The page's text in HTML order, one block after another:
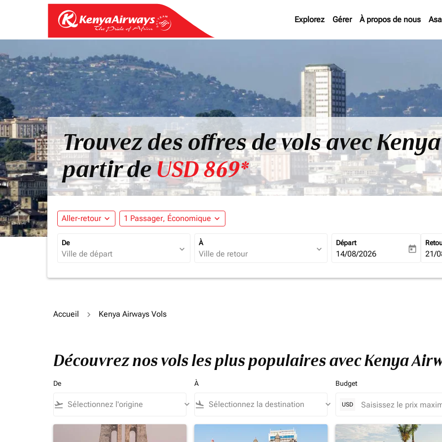
Explorez Gérer À propos de nous
Trouvez des offres de vols avec
partir deUSD 869*
Aller-retour expand_more 1 Passager, Économique expand_more
De
expand_more
À
expand_more
Départ
fc-booking-departure-date-
14/08/2026 today fc-
21/
Accueil Kenya Airways Vols
Découvrez nos vols les plus populaires avec Kenya
De
flight_takeoff keyboard_arrow_down
À
flight_land keyboard_arrow_down
Budget
USD